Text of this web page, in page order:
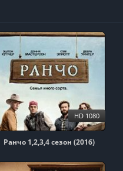
Ранчо 1,2,3,4 сезон (2016)
HD 1080